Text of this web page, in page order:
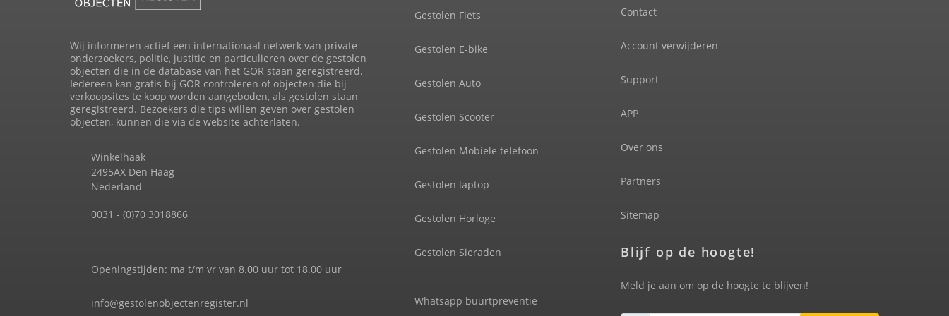
Wij informeren actief een internationaal netwerk van private
onderzoekers, politie, justitie en particulieren over de gestolen
objecten die in de database van het GOR staan geregistreerd.
Iedereen kan gratis bij GOR controleren of objecten die bij
verkoopsites te koop worden aangeboden, als gestolen staan
geregistreerd. Bezoekers die tips willen geven over gestolen
objecten, kunnen die via de website achterlaten.
Winkelhaak
2495AX Den Haag
Nederland
0031 - (0)70 3018866
Openingstijden: ma t/m vr van 8.00 uur tot 18.00 uur
info@gestolenobjectenregister.nl
Gestolen Fiets
Gestolen E-bike
Gestolen Auto
Gestolen Scooter
Gestolen Mobiele telefoon
Gestolen laptop
Gestolen Horloge
Gestolen Sieraden
Whatsapp buurtpreventie
Contact
Account verwijderen
Support
APP
Over ons
Partners
Sitemap
Blijf op de hoogte!
Meld je aan om op de hoogte te blijven!